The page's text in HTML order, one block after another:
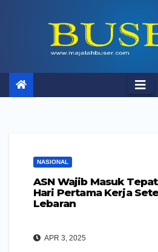
NASIONAL
ASN Wajib Masuk
Hari Pertama Kerja
Lebaran
APR 3, 2025